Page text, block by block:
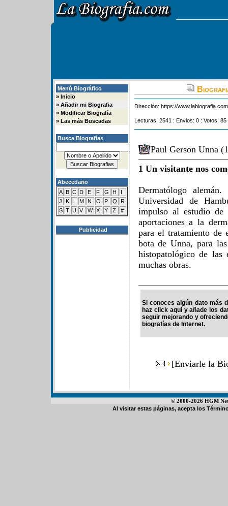
Menú Biográfico
» Inicio
» Añadir mi Biografia
» Modificar Biografía
» Las más Buscadas
Busca Biografías
Abecedario
A B C D E F G H
I
J
K L M N O P Q
R
S T U V W X Y Z #
Publicidad
Dirección: https://
Lecturas: 2541 : Envios: 0 : Votos:
Paul Gerson Unna
1 Un visitante nos
Dermatólogo
Universidad de
impulso al estudio de
aportaciones a la
para el tratamiento
bota de Unna, para
histopatológico de las
muchas obras.
Si conoces algún dato más
haz click aquí y añade los
seguir mejorando y
biografías de Internet.
[Enviarle la
© 2000-2026 HGM
Al visitar estas páginas, acepta los